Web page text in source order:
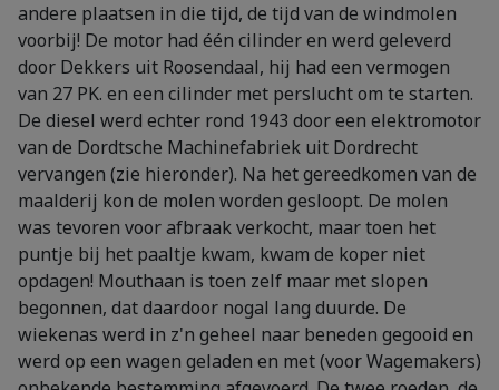
andere plaatsen in die tijd, de tijd van de windmolen
voorbij! De motor had één cilinder en werd geleverd
door Dekkers uit Roosendaal, hij had een vermogen
van 27 PK. en een cilinder met perslucht om te starten.
De diesel werd echter rond 1943 door een elektromotor
van de Dordtsche Machinefabriek uit Dordrecht
vervangen (zie hieronder). Na het gereedkomen van de
maalderij kon de molen worden gesloopt. De molen
was tevoren voor afbraak verkocht, maar toen het
puntje bij het paaltje kwam, kwam de koper niet
opdagen! Mouthaan is toen zelf maar met slopen
begonnen, dat daardoor nogal lang duurde. De
wiekenas werd in z'n geheel naar beneden gegooid en
werd op een wagen geladen en met (voor Wagemakers)